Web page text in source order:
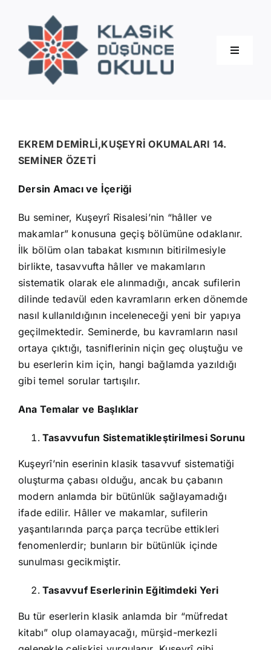
content
Toggle
Eğitimler
İletişim
EKREM DEMİRLİ,KUŞEYRİ OKUMALARI 14.
SEMİNER ÖZETİ
Dersin Amacı ve İçeriği
Bu seminer, Kuşeyrî Risalesi’nin “hâller ve
makamlar” konusuna geçiş bölümüne odaklanır.
İlk bölüm olan tabakat kısmının bitirilmesiyle
birlikte, tasavvufta hâller ve makamların
sistematik olarak ele alınmadığı, ancak sufilerin
dilinde tedavül eden kavramların erken dönemde
nasıl kullanıldığının inceleneceği yeni bir yapıya
geçilmektedir. Seminerde, bu kavramların nasıl
ortaya çıktığı, tasniflerinin niçin geç oluştuğu ve
bu eserlerin kim için, hangi bağlamda yazıldığı
gibi temel sorular tartışılır.
Ana Temalar ve Başlıklar
Tasavvufun Sistematikleştirilmesi Sorunu
Kuşeyrî’nin eserinin klasik tasavvuf sistematiği
oluşturma çabası olduğu, ancak bu çabanın
modern anlamda bir bütünlük sağlayamadığı
ifade edilir. Hâller ve makamlar, sufilerin
yaşantılarında parça parça tecrübe ettikleri
fenomenlerdir; bunların bir bütünlük içinde
sunulması gecikmiştir.
Tasavvuf Eserlerinin Eğitimdeki Yeri
Bu tür eserlerin klasik anlamda bir “müfredat
kitabı” olup olamayacağı, mürşid-merkezli